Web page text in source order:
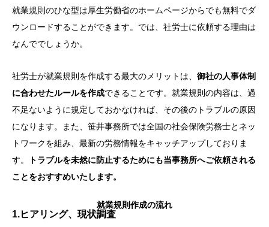
就業規則のひな型は厚生労働省のホームページからでも無料でダ
ウンロードすることができます。では、社労士に依頼する理由は
なんででしょうか。
社労士が就業規則を作成する最大のメリットは、 御社の人事体制
に合わせたルールを作成できることです。就業規則の内容は、過
不足ないように規定しておかなければ、その後のトラブルの原因
になります。また、笹井事務所では全国の社会保険労務士とネッ
トワークを組み、最新の労務情報をキャッチアップしておりま
す。
トラブルを未然に防止するためにも当事務所へご依頼される
ことをおすすめいたします。
就業規則作成の流れ
1.ヒアリング、現状調査